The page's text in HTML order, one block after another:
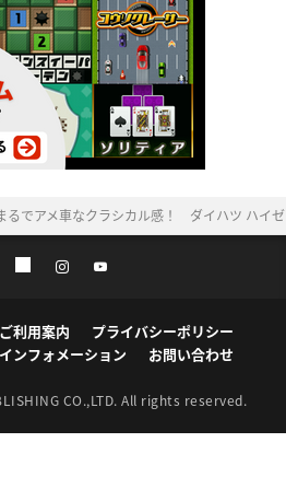
るでアメ車なクラシカル感！ ダイハツ ハイ
ご利用案内
プライバシーポリシー
インフォメーション お問い合わせ
CO.,LTD. All rights reserved.